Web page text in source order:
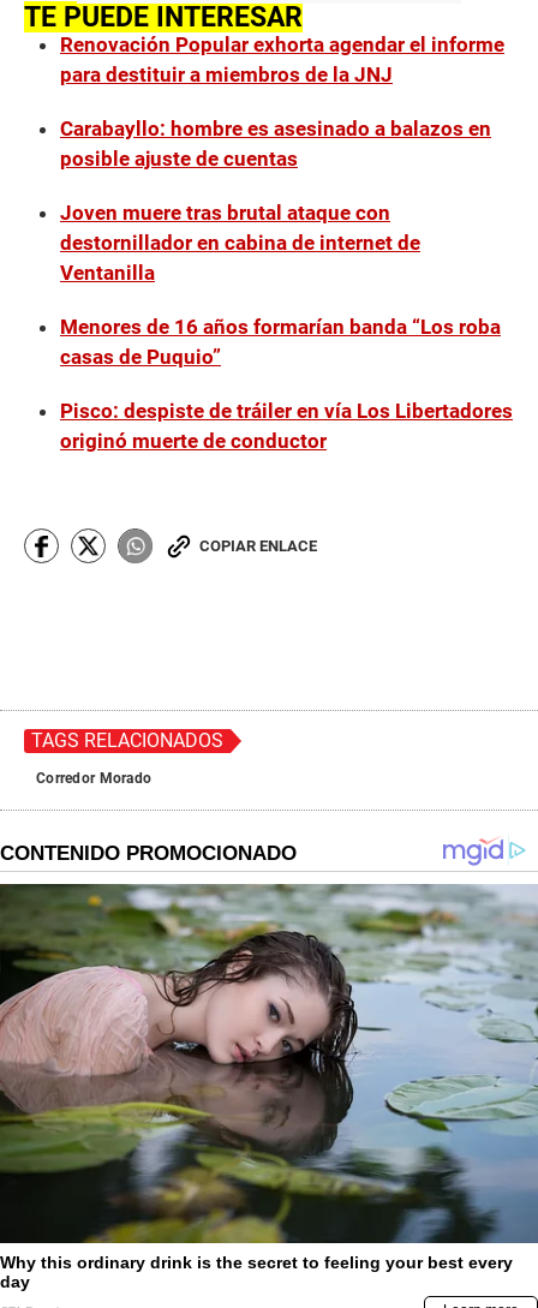
TE PUEDE INTERESAR
Renovación Popular exhorta agendar el informe
para destituir a miembros de la JNJ
Carabayllo: hombre es asesinado a balazos en
posible ajuste de cuentas
Joven muere tras brutal ataque con
destornillador en cabina de internet de
Ventanilla
Menores de 16 años formarían banda “Los roba
casas de Puquio”
Pisco: despiste de tráiler en vía Los Libertadores
originó muerte de conductor
COPIAR ENLACE
TAGS RELACIONADOS
Corredor Morado